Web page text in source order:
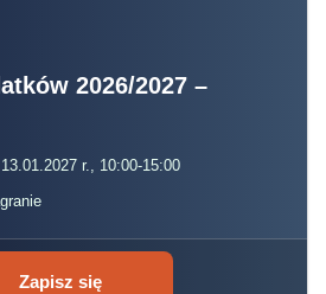
2026/2027 –
r., 10:00-15:00
Zapisz się